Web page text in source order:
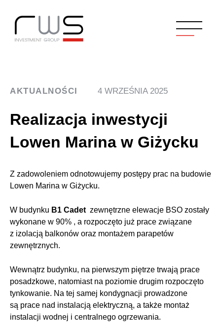
AKTUALNOŚCI 4 WRZEŚNIA 2025
Realizacja inwestycji
Lowen Marina w Giżycku
Z zadowoleniem odnotowujemy postępy prac na budowie
Lowen Marina w Giżycku.
W budynku B1 Cadet zewnętrzne elewacje BSO zostały
wykonane w 90% , a rozpoczęto już prace związane
z izolacją balkonów oraz montażem parapetów
zewnętrznych.
Wewnątrz budynku, na pierwszym piętrze trwają prace
posadzkowe, natomiast na poziomie drugim rozpoczęto
tynkowanie. Na tej samej kondygnacji prowadzone
są prace nad instalacją elektryczną, a także montaż
instalacji wodnej i centralnego ogrzewania.